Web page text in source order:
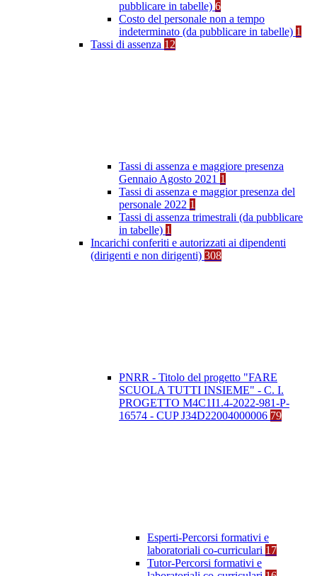
pubblicare in tabelle) 6
Costo del personale non a tempo
indeterminato (da pubblicare in tabelle) 1
Tassi di assenza 12
Tassi di assenza e maggiore presenza
Gennaio Agosto 2021 1
Tassi di assenza e maggior presenza del
personale 2022 1
Tassi di assenza trimestrali (da pubblicare
in tabelle) 1
Incarichi conferiti e autorizzati ai dipendenti
(dirigenti e non dirigenti) 308
PNRR - Titolo del progetto "FARE
SCUOLA TUTTI INSIEME" - C. I.
PROGETTO M4C1I1.4-2022-981-P-
16574 - CUP J34D22004000006 79
Esperti-Percorsi formativi e
laboratoriali co-curriculari 17
Tutor-Percorsi formativi e